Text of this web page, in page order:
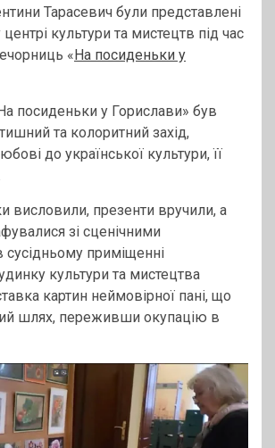
Тарасевич були представлені
культури та мистецтв під час
« На посиденьки у
посиденьки у Горислави» був
та колоритний захід,
до української культури, її
висловили, презенти вручили, а
зі сценічними
сусідньому приміщенні
культури та мистецтва
картин неймовірної пані, що
шлях, переживши окупацію в